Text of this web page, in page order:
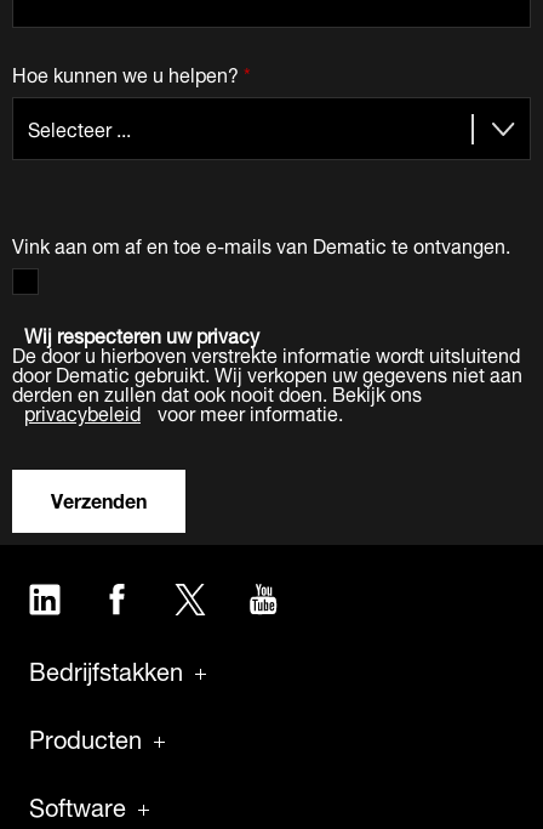
*
Hoe kunnen we u helpen?
Vink aan om af en toe e-mails van Dematic te ontvangen.
Wij respecteren uw privacy
De door u hierboven verstrekte informatie wordt uitsluitend
door Dematic gebruikt. Wij verkopen uw gegevens niet aan
derden en zullen dat ook nooit doen. Bekijk ons
privacybeleid voor meer informatie.
Verzenden
LinkedIn Facebook Twitter
Bedrijfstakken
Producten
Software